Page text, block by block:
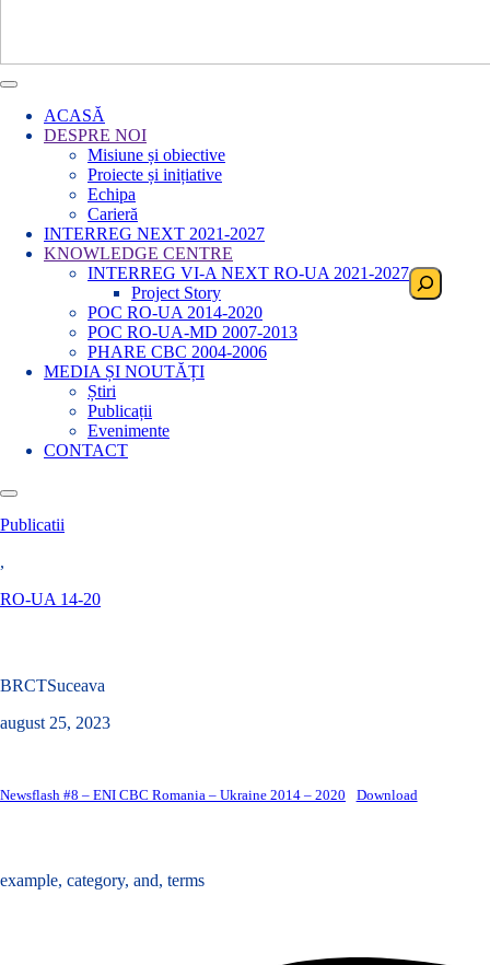
ACASĂ
DESPRE NOI
Misiune și obiective
Proiecte și inițiative
Echipa
Carieră
INTERREG NEXT 2021-2027
KNOWLEDGE CENTRE
INTERREG VI-A NEXT RO-UA 2021-2027
Project Story
POC RO-UA 2014-2020
POC RO-UA-MD 2007-2013
PHARE CBC 2004-2006
MEDIA ȘI NOUTĂȚI
Știri
Publicații
Evenimente
CONTACT
Search
Publicatii
,
RO-UA 14-20
BRCTSuceava
august 25, 2023
Newsflash #8 – ENI CBC Romania – Ukraine 2014 – 2020 Download
example, category, and, terms